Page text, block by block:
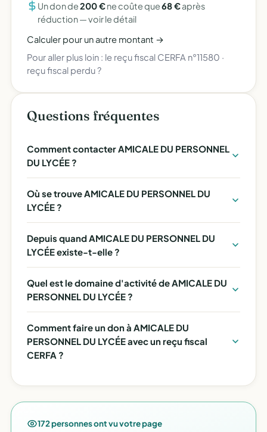
Un don de200 €ne coûte que68 €après
réduction —voir le détail
Calculer pour un autre montant →
Pour aller plus loin : le reçu fiscal CERFA n°11580 ·
reçu fiscal perdu ?
Questions fréquentes
Comment contacter AMICALE DU PERSONNEL
DU LYCÉE ?
Où se trouve AMICALE DU PERSONNEL DU
LYCÉE ?
Depuis quand AMICALE DU PERSONNEL DU
LYCÉE existe-t-elle ?
Quel est le domaine d'activité de AMICALE DU
PERSONNEL DU LYCÉE ?
Comment faire un don à AMICALE DU
PERSONNEL DU LYCÉE avec un reçu fiscal
CERFA ?
172 personnes ont vu votre page